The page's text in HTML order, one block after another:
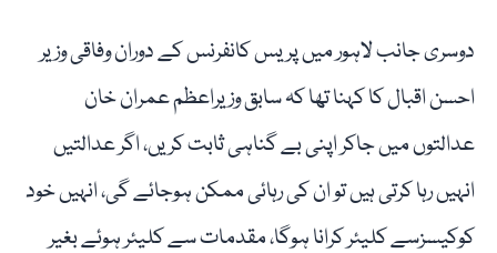
دوسری جانب لاہور میں پریس کانفرنس کے دوران وفاقی وزیر
احسن اقبال کا کہنا تھا کہ سابق وزیراعظم عمران خان
عدالتوں میں جاکر اپنی بے گناہی ثابت کریں، اگر عدالتیں
انہیں رہا کرتی ہیں تو ان کی رہائی ممکن ہوجائے گی، انہیں خود
کوکیسزسے کلیئر کرانا ہوگا، مقدمات سے کلیئر ہوئے بغیر